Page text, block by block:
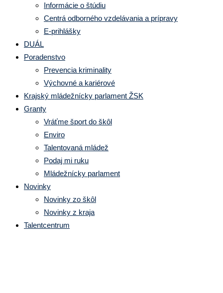
Informácie o štúdiu
Centrá odborného vzdelávania a prípravy
E-prihlášky
DUÁL
Poradenstvo
Prevencia kriminality
Výchovné a kariérové
Krajský mládežnícky parlament ŽSK
Granty
Vráťme šport do škôl
Enviro
Talentovaná mládež
Podaj mi ruku
Mládežnícky parlament
Novinky
Novinky zo škôl
Novinky z kraja
Talentcentrum